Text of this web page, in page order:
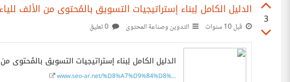
3
الدليل الكامل لِبناء إستراتيجيات التسويق بالمُحتوى من الألف
قبل 10 سنوات التدوين وصناعة المحتوى
الدليل الكامل لِبناء إستراتيجيات التسويق بالمُحتوى
www.seo-ar.net/%D8%A7%D9%84%D8%...